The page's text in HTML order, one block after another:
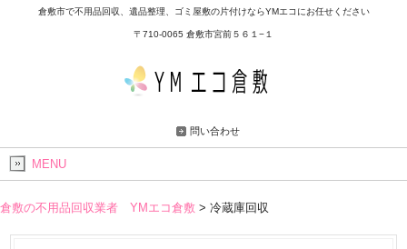
倉敷市で不用品回収、遺品整理、ゴミ屋敷の片付けならYMエコにお任せください
〒710-0065 倉敷市宮前５６１−１
問い合わせ
MENU
倉敷の不用品回収業者 YMエコ倉敷 > 冷蔵庫回収